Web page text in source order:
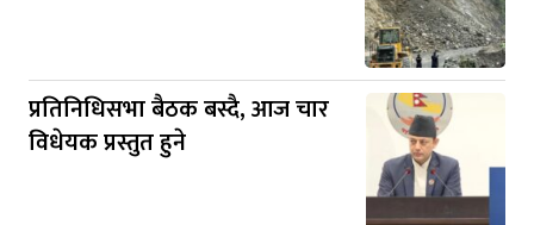
प्रतिनिधिसभा बैठक बस्दै, आज चार
विधेयक प्रस्तुत हुने